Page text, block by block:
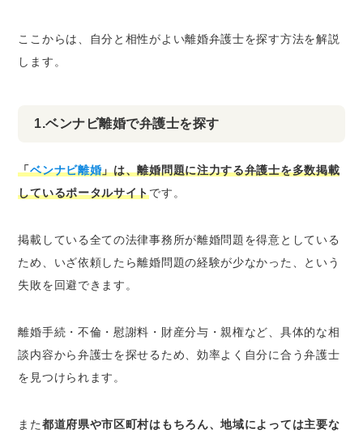
ここからは、自分と相性がよい離婚弁護士を探す方法を解説
します。
1.ベンナビ離婚で弁護士を探す
「ベンナビ離婚」は、離婚問題に注力する弁護士を多数掲載
しているポータルサイトです。
掲載している全ての法律事務所が離婚問題を得意としている
ため、いざ依頼したら離婚問題の経験が少なかった、という
失敗を回避できます。
離婚手続・不倫・慰謝料・財産分与・親権など、具体的な相
談内容から弁護士を探せるため、効率よく自分に合う弁護士
を見つけられます。
また都道府県や市区町村はもちろん、地域によっては主要な